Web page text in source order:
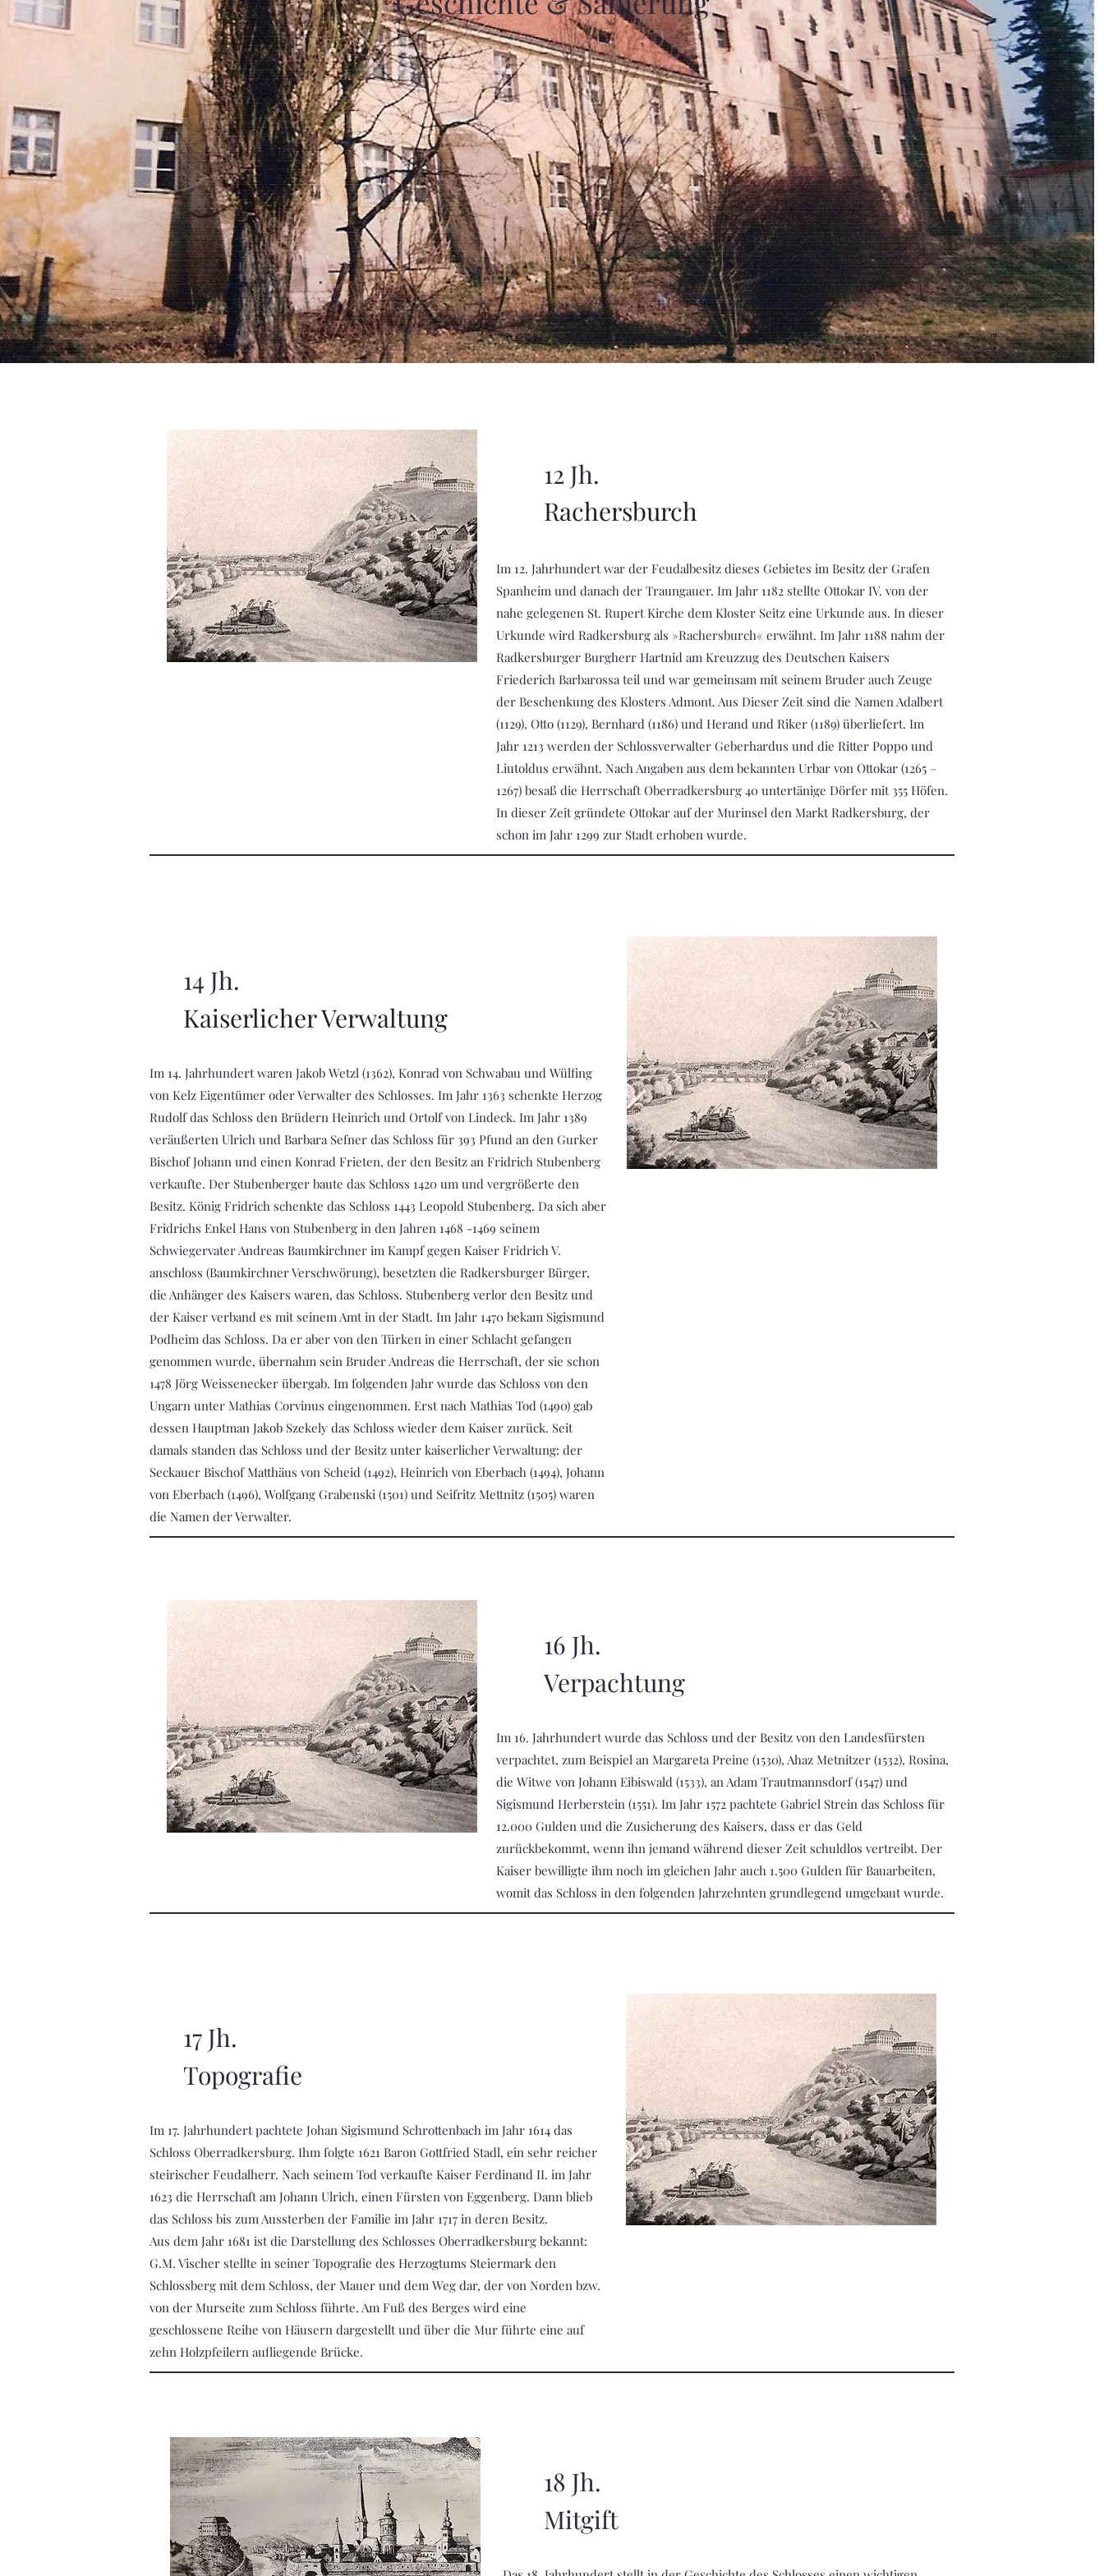
BRUT
12 Jh.
Rachersburch
Im 12. Jahrhundert war der Feudalbesitz dieses Gebietes im Besitz der Grafen
Spanheim und danach der Traungauer. Im Jahr 1182 stellte Ottokar IV. von der
nahe gelegenen St. Rupert Kirche dem Kloster Seitz eine Urkunde aus. In dieser
Urkunde wird Radkersburg als »Rachersburch« erwähnt. Im Jahr 1188 nahm der
Radkersburger Burgherr Hartnid am Kreuzzug des Deutschen Kaisers
Friederich Barbarossa teil und war gemeinsam mit seinem Bruder auch Zeuge
der Beschenkung des Klosters Admont. Aus Dieser Zeit sind die Namen Adalbert
(1129), Otto (1129), Bernhard (1186) und Herand und Riker (1189) überliefert. Im
Jahr 1213 werden der Schlossverwalter Geberhardus und die Ritter Poppo und
Liutoldus erwähnt. Nach Angaben aus dem bekannten Urbar von Ottokar (1265 –
1267) besaß die Herrschaft Oberradkersburg 40 untertänige Dörfer mit 355 Höfen.
In dieser Zeit gründete Ottokar auf der Murinsel den Markt Radkersburg, der
schon im Jahr 1299 zur Stadt erhoben wurde.
14 Jh.
Kaiserlicher Verwaltung
Im 14. Jahrhundert waren Jakob Wetzl (1362), Konrad von Schwabau und Wülfing
von Kelz Eigentümer oder Verwalter des Schlosses. Im Jahr 1363 schenkte Herzog
Rudolf das Schloss den Brüdern Heinrich und Ortolf von Lindeck. Im Jahr 1389
veräußerten Ulrich und Barbara Sefner das Schloss für 393 Pfund an den Gurker
Bischof Johann und einen Konrad Frieten, der den Besitz an Fridrich Stubenberg
verkaufte. Der Stubenberger baute das Schloss 1420 um und vergrößerte den
Besitz. König Fridrich schenkte das Schloss 1443 Leopold Stubenberg. Da sich aber
Fridrichs Enkel Hans von Stubenberg in den Jahren 1468 -1469 seinem
Schwiegervater Andreas Baumkirchner im Kampf gegen Kaiser Fridrich V.
anschloss (Baumkirchner Verschwörung), besetzten die Radkersburger Bürger,
die Anhänger des Kaisers waren, das Schloss. Stubenberg verlor den Besitz und
der Kaiser verband es mit seinem Amt in der Stadt. Im Jahr 1470 bekam Sigismund
Podheim das Schloss. Da er aber von den Türken in einer Schlacht gefangen
genommen wurde, übernahm sein Bruder Andreas die Herrschaft, der sie schon
1478 Jörg Weissenecker übergab. Im folgenden Jahr wurde das Schloss von den
Ungarn unter Mathias Corvinus eingenommen. Erst nach Mathias Tod (1490) gab
dessen Hauptman Jakob Szekely das Schloss wieder dem Kaiser zurück. Seit
damals standen das Schloss und der Besitz unter kaiserlicher Verwaltung: der
Seckauer Bischof Matthäus von Scheid (1492), Heinrich von Eberbach (1494), Johann
von Eberbach (1496), Wolfgang Grabenski (1501) und Seifritz Mettnitz (1505) waren
die Namen der Verwalter.
16 Jh.
Verpachtung
Im 16. Jahrhundert wurde das Schloss und der Besitz von den Landesfürsten
verpachtet, zum Beispiel an Margareta Preine (1530), Ahaz Metnitzer (1532), Rosina,
die Witwe von Johann Eibiswald (1533), an Adam Trautmannsdorf (1547) und
Sigismund Herberstein (1551). Im Jahr 1572 pachtete Gabriel Strein das Schloss für
12.000 Gulden und die Zusicherung des Kaisers, dass er das Geld
zurückbekommt, wenn ihn jemand während dieser Zeit schuldlos vertreibt. Der
Kaiser bewilligte ihm noch im gleichen Jahr auch 1.500 Gulden für Bauarbeiten,
womit das Schloss in den folgenden Jahrzehnten grundlegend umgebaut wurde.
17 Jh.
Topografie
Im 17. Jahrhundert pachtete Johan Sigismund Schrottenbach im Jahr 1614 das
Schloss Oberradkersburg. Ihm folgte 1621 Baron Gottfried Stadl, ein sehr reicher
steirischer Feudalherr. Nach seinem Tod verkaufte Kaiser Ferdinand II. im Jahr
1623 die Herrschaft am Johann Ulrich, einen Fürsten von Eggenberg. Dann blieb
das Schloss bis zum Aussterben der Familie im Jahr 1717 in deren Besitz.
Aus dem Jahr 1681 ist die Darstellung des Schlosses Oberradkersburg bekannt:
G.M. Vischer stellte in seiner Topografie des Herzogtums Steiermark den
Schlossberg mit dem Schloss, der Mauer und dem Weg dar, der von Norden bzw.
von der Murseite zum Schloss führte. Am Fuß des Berges wird eine
geschlossene Reihe von Häusern dargestellt und über die Mur führte eine auf
zehn Holzpfeilern aufliegende Brücke.
18 Jh.
Mitgift